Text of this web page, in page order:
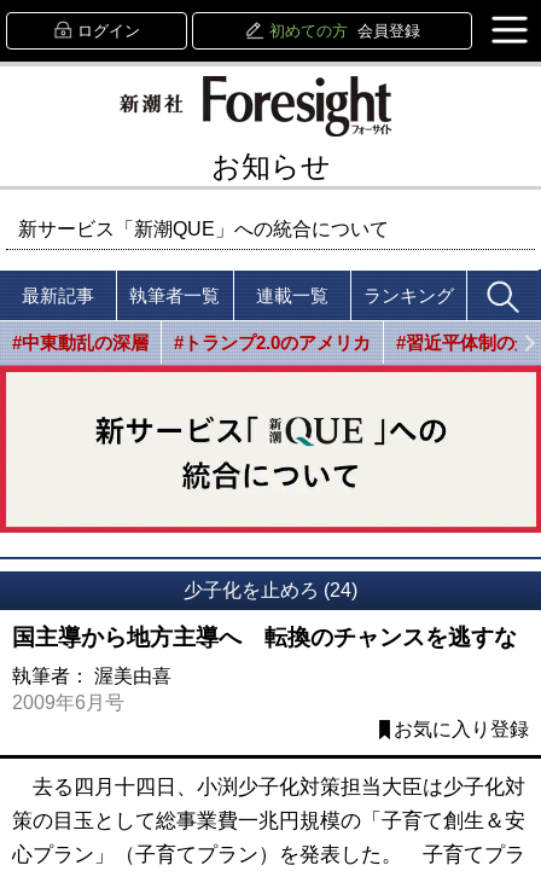
ログイン 初めての方 会員登録
お知らせ
新サービス「新潮QUE」への統合について
最新記事 執筆者一覧 連載一覧 ランキング
#中東動乱の深層 #トランプ2.0のアメリカ #習近平体制の光
少子化を止めろ (24)
国主導から地方主導へ 転換のチャンスを逃すな
執筆者： 渥美由喜
2009年6月号
お気に入り登録
去る四月十四日、小渕少子化対策担当大臣は少子化対
策の目玉として総事業費一兆円規模の「子育て創生＆安
心プラン」（子育てプラン）を発表した。 子育てプラ